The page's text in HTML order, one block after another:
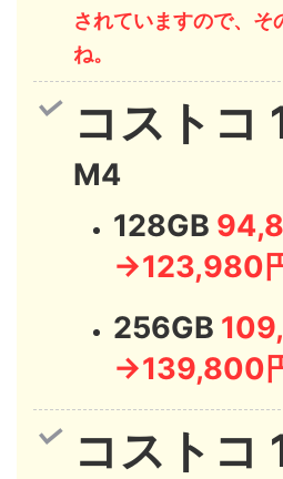
されていますので、そ
ね。
コストコ
M4
128GB
→123,980
256GB
→139,800
コストコ